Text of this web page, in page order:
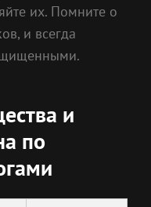
их. Помните о
и всегда
и
по